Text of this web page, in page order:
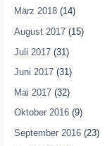
März 2018(14)
August 2017(15)
Juli 2017(31)
Juni 2017(31)
Mai 2017(32)
Oktober 2016(9)
September 2016(23)